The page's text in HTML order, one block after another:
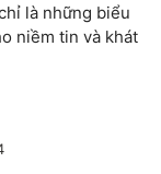
là những biểu
niềm tin và khát